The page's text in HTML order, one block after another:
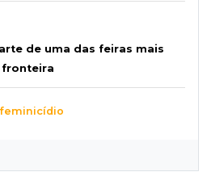
de uma das feiras mais
fronteira